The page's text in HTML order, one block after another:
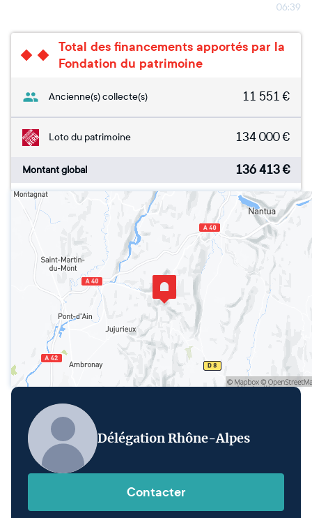
06:39
Total des financements apportés par la
Fondation du patrimoine
Ancienne(s) collecte(s) 11 551 €
Loto du patrimoine 134 000€
Montant global 136 413€
Délégation Rhône-Alpes
Contacter